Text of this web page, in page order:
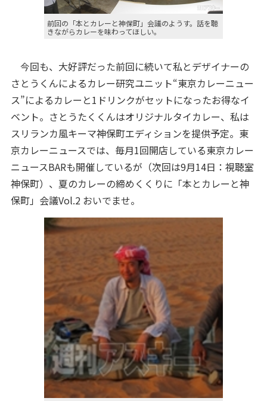
前回の「本とカレーと神保町」会議のようす。話を聴
きながらカレーを味わってほしい。
今回も、大好評だった前回に続いて私とデザイナーの
さとうくんによるカレー研究ユニット“東京カレーニュー
ス”によるカレーと1ドリンクがセットになったお得なイ
ベント。さとうたくくんはオリジナルタイカレー、私は
スリランカ風キーマ神保町エディションを提供予定。東
京カレーニュースでは、毎月1回開店している東京カレー
ニュースBARも開催しているが（次回は9月14日：視聴室
神保町）、夏のカレーの締めくくりに「本とカレーと神
保町」会議Vol.2 おいでませ。